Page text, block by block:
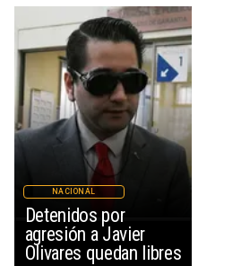
Detenidos por
agresión a Javier
Olivares quedan libres
NACIONAL